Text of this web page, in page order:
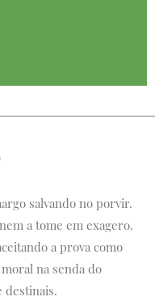
salvando no porvir.
a tome em exagero.
a prova como
na senda do
destinais.